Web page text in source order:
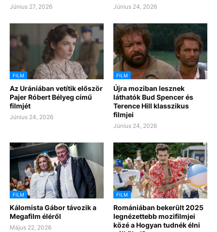
Június 27, 2026 Június 24, 2026
FILM
Az Urániában vetítik először
Pajer Róbert Bélyeg című
filmjét
Június 24, 2026
FILM
Újra moziban lesznek
láthatók Bud Spencer és
Terence Hill klasszikus
filmjei
Június 24, 2026
FILM
Kálomista Gábor távozik a
Megafilm éléről
Május 22, 2026
FILM
Romániában bekerült 2025
legnézettebb mozifilmjei
közé a Hogyan tudnék élni